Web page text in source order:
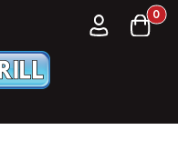
Zaloguj sięKoszyk